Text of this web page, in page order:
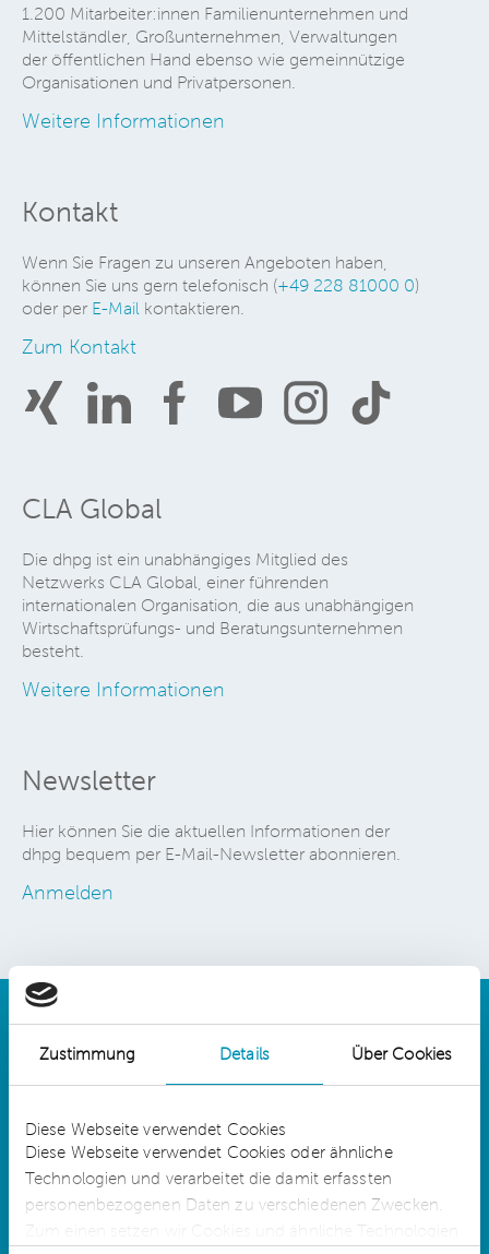
Zustimmung Details Über Cookies
Diese Webseite verwendet Cookies
Diese Webseite verwendet Cookies oder ähnliche
Technologien und verarbeitet die damit erfassten
personenbezogenen Daten zu verschiedenen Zwecken.
Zum einen setzen wir Cookies und ähnliche Technologien
1.200 Mitarbeiter:innen Familienunternehmen und
Mittelständler, Großunternehmen, Verwaltungen
der öffentlichen Hand ebenso wie gemeinnützige
Organisationen und Privatpersonen.
Weitere Informationen
Kontakt
Wenn Sie Fragen zu unseren Angeboten haben,
können Sie uns gern telefonisch (+49 228 81000 0)
oder per E-Mail kontaktieren.
Zum Kontakt
CLA Global
Die dhpg ist ein unabhängiges Mitglied des
Netzwerks CLA Global, einer führenden
internationalen Organisation, die aus unabhängigen
Wirtschaftsprüfungs- und Beratungsunternehmen
besteht.
Weitere Informationen
Newsletter
Hier können Sie die aktuellen Informationen der
dhpg bequem per E-Mail-Newsletter abonnieren.
Anmelden
dhpg is an independent network member of
CLA Global. See
CLAglobal.com/disclaimer